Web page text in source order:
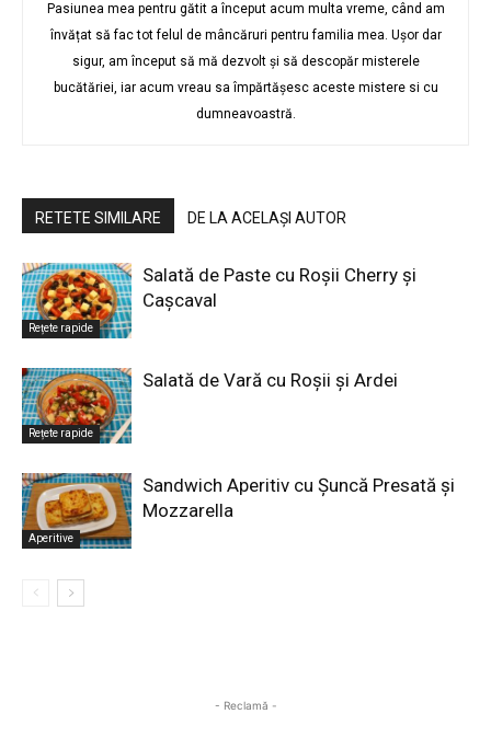
Pasiunea mea pentru gătit a început acum multa vreme, când am
învățat să fac tot felul de mâncăruri pentru familia mea. Ușor dar
sigur, am început să mă dezvolt și să descopăr misterele
bucătăriei, iar acum vreau sa împărtășesc aceste mistere si cu
dumneavoastră.
RETETE SIMILARE DE LA ACELAȘI AUTOR
Rețete rapide
Salată de Paste cu Roșii Cherry și
Cașcaval
Rețete rapide
Salată de Vară cu Roșii și Ardei
Aperitive
Sandwich Aperitiv cu Șuncă Presată și
Mozzarella
- Reclamă -